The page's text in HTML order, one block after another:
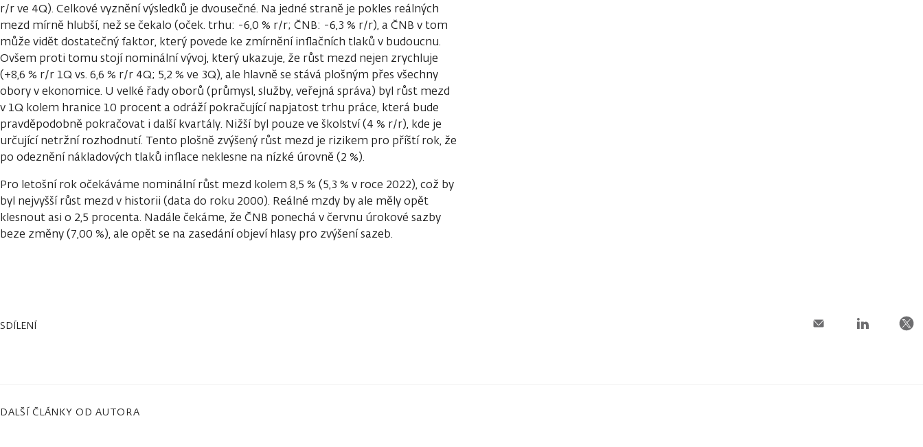
r/r ve 4Q). Celkové vyznění výsledků je dvousečné. Na jedné straně je pokles reálných
mezd mírně hlubší, než se čekalo (oček. trhu: -6,0 % r/r; ČNB: -6,3 % r/r), a ČNB v tom
může vidět dostatečný faktor, který povede ke zmírnění inflačních tlaků v budoucnu.
Ovšem proti tomu stojí nominální vývoj, který ukazuje, že růst mezd nejen zrychluje
(+8,6 % r/r 1Q vs. 6,6 % r/r 4Q; 5,2 % ve 3Q), ale hlavně se stává plošným přes všechny
obory v ekonomice. U velké řady oborů (průmysl, služby, veřejná správa) byl růst mezd
v 1Q kolem hranice 10 procent a odráží pokračující napjatost trhu práce, která bude
pravděpodobně pokračovat i další kvartály. Nižší byl pouze ve školství (4 % r/r), kde je
určující netržní rozhodnutí. Tento plošně zvýšený růst mezd je rizikem pro příští rok, že
po odeznění nákladových tlaků inflace neklesne na nízké úrovně (2 %).
Pro letošní rok očekáváme nominální růst mezd kolem 8,5 % (5,3 % v roce 2022), což by
byl nejvyšší růst mezd v historii (data do roku 2000). Reálné mzdy by ale měly opět
klesnout asi o 2,5 procenta. Nadále čekáme, že ČNB ponechá v červnu úrokové sazby
beze změny (7,00 %), ale opět se na zasedání objeví hlasy pro zvýšení sazeb.
SDÍLENÍ
DALŠÍ ČLÁNKY OD AUTORA